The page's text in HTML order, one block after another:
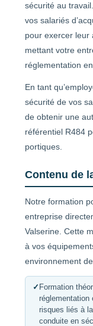
sécurité au
vos salariés
pour exercer leur
mettant votre
réglementation
En tant
sécurité de vos
de obtenir une
référentiel R484
portiques.
Contenu de
Notre formation
entreprise
Valserine. Cette
à vos
environnement
✓ Formation
réglementation
risques liés à la
conduite en